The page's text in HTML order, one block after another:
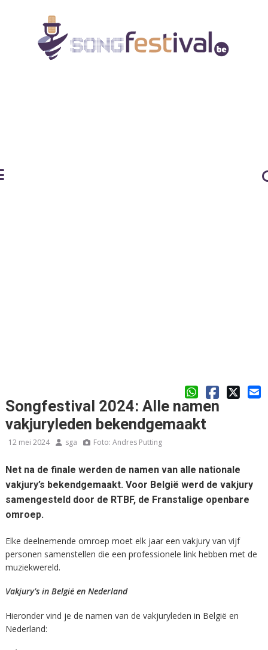
Songfestival 2024: Alle namen
vakjuryleden bekendgemaakt
12 mei 2024 sga Foto: Andres Putting
Net na de finale werden de namen van alle nationale
vakjury’s bekendgemaakt. Voor België werd de vakjury
samengesteld door de RTBF, de Franstalige openbare
omroep.
Elke deelnemende omroep moet elk jaar een vakjury van vijf
personen samenstellen die een professionele link hebben met de
muziekwereld.
Vakjury’s in België en Nederland
Hieronder vind je de namen van de vakjuryleden in België en
Nederland: